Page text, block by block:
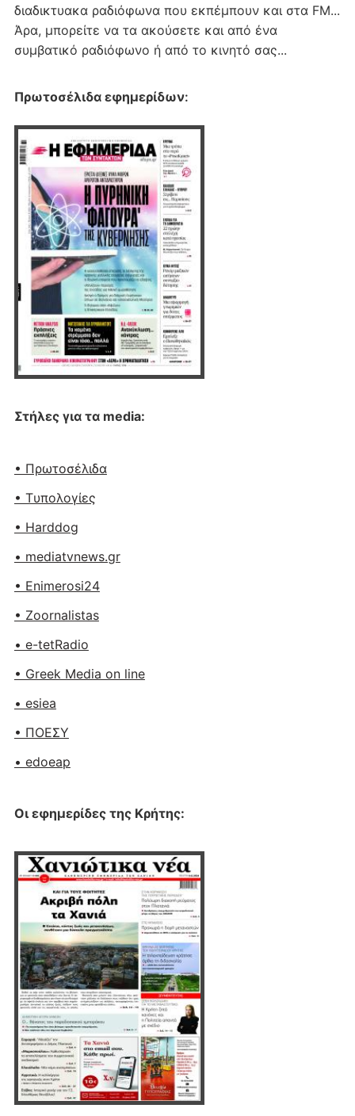
διαδικτυακα ραδιόφωνα που εκπέμπουν και στα FM...
Άρα, μπορείτε να τα ακούσετε και από ένα
συμβατικό ραδιόφωνο ή από το κινητό σας...
Πρωτοσέλιδα εφημερίδων:
Στήλες για τα media:
• Πρωτοσέλιδα
• Tυπολογίες
• Harddog
• mediatvnews.gr
• Enimerosi24
• Zoornalistas
• e-tetRadio
• Greek Media on line
• esiea
• ΠΟΕΣΥ
• edoeap
Οι εφημερίδες της Κρήτης: